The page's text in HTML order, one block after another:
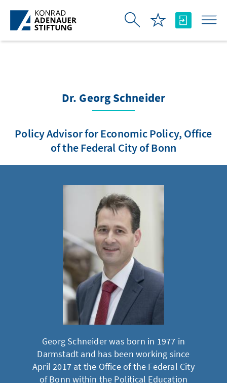
Skip to Main Content
Dr. Georg Schneider
Policy Advisor for Economic Policy, Office
of the Federal City of Bonn
Georg Schneider was born in 1977 in
Darmstadt and has been working since
April 2017 at the Office of the Federal City
of Bonn within the Political Education